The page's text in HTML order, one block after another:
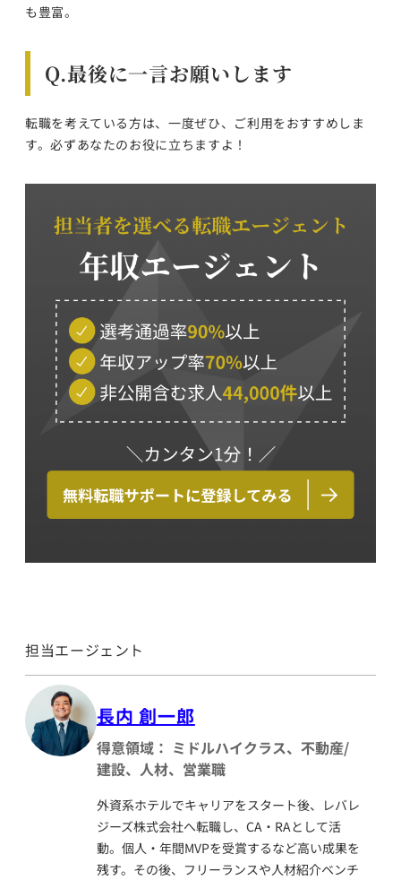
も豊富。
Q.最後に一言お願いします
転職を考えている方は、一度ぜひ、ご利用をおすすめしま
す。必ずあなたのお役に立ちますよ！
担当エージェント
長内 創一郎
得意領域： ミドルハイクラス、不動産/
建設、人材、営業職
外資系ホテルでキャリアをスタート後、レバレ
ジーズ株式会社へ転職し、CA・RAとして活
動。個人・年間MVPを受賞するなど高い成果を
残す。その後、フリーランスや人材紹介ベンチ